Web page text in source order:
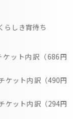
らしき宵待ち
ット内訳（686円
ケット内訳（490円
ケット内訳（294円